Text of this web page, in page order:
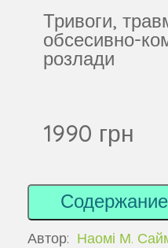
Тривоги,
обсесивно-
розлади
1990 грн
Содержание
Автор: Наомі М.